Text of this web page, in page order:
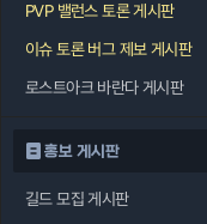
PVP 밸런스 토론 게시판
이슈 토론 버그 제보 게시판
로스트아크 바란다 게시판
홍보 게시판
길드 모집 게시판